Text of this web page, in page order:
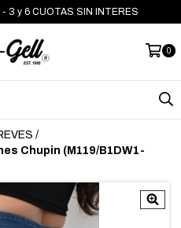
- 3 y 6 CUOTAS SIN INTERES
0
/
Chupin (M119/B1DW1-